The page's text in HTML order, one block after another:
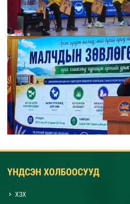
ҮНДСЭН ХОЛБООСУУД
ХЗХ